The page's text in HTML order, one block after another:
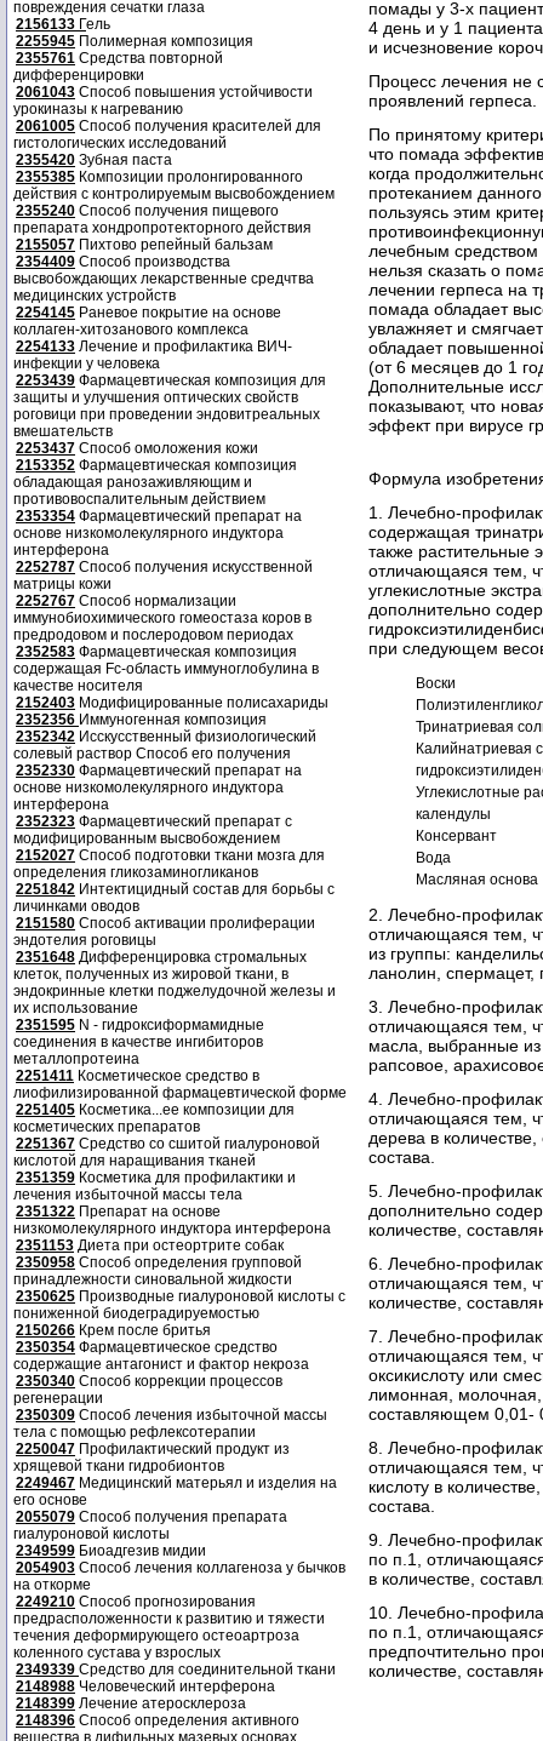
повреждения сечатки глаза
2156133 Гель
2255945 Полимерная композиция
2355761 Средства повторной
дифференцировки
2061043 Способ повышения устойчивости
урокиназы к нагреванию
2061005 Способ получения красителей для
гистологических исследований
2355420 Зубная паста
2355385 Композиции пролонгированного
действия с контролируемым высвобождением
2355240 Способ получения пищевого
препарата хондропротекторного действия
2155057 Пихтово репейный бальзам
2354409 Способ производства
высвобождающих лекарственные средчтва
медицинских устройств
2254145 Раневое покрытие на основе
коллаген-хитозанового комплекса
2254133 Лечение и профилактика ВИЧ-
инфекции у человека
2253439 Фармацевтическая композиция для
защиты и улучшения оптических свойств
роговици при проведении эндовитреальных
вмешательств
2253437 Способ омоложения кожи
2153352 Фармацевтическая композиция
обладающая ранозаживляющим и
противовоспалительным действием
2353354 Фармацевтический препарат на
основе низкомолекулярного индуктора
интерферона
2252787 Способ получения искусственной
матрицы кожи
2252767 Способ нормализации
иммунобиохимического гомеостаза коров в
предродовом и послеродовом периодах
2352583 Фармацевтическая композиция
содержащая Fc-область иммуноглобулина в
качестве носителя
2152403 Модифицированные полисахариды
2352356 Иммуногенная композиция
2352342 Исскусственный физиологический
солевый раствор Способ его получения
2352330 Фармацевтический препарат на
основе низкомолекулярного индуктора
интерферона
2352323 Фармацевтический препарат с
модифицированным высвобождением
2152027 Способ подготовки ткани мозга для
определения гликозаминогликанов
2251842 Интектицидный состав для борьбы с
личинками оводов
2151580 Способ активации пролиферации
эндотелия роговицы
2351648 Дифференцировка стромальных
клеток, полученных из жировой ткани, в
эндокринные клетки поджелудочной железы и
их использование
2351595 N - гидроксиформамидные
соединения в качестве ингибиторов
металлопротеина
2251411 Косметическое средство в
лиофилизированной фармацевтической форме
2251405 Косметика...ее композиции для
косметических препаратов
2251367 Средство со сшитой гиалуроновой
кислотой для наращивания тканей
2351359 Косметика для профилактики и
лечения избыточной массы тела
2351322 Препарат на основе
низкомолекулярного индуктора интерферона
2351153 Диета при остеортрите собак
2350958 Способ определения групповой
принадлежности синовальной жидкости
2350625 Производные гиалуроновой кислоты с
пониженной биодеградируемостью
2150266 Крем после бритья
2350354 Фармацевтическое средство
содержащие антагонист и фактор некроза
2350340 Способ коррекции процессов
регенерации
2350309 Способ лечения избыточной массы
тела с помощью рефлексотерапии
2250047 Профилактический продукт из
хрящевой ткани гидробионтов
2249467 Медицинский матерьял и изделия на
его основе
2055079 Способ получения препарата
гиалуроновой кислоты
2349599 Биоадгезив мидии
2054903 Способ лечения коллагеноза у бычков
на откорме
2249210 Способ прогнозирования
предрасположенности к развитию и тяжести
течения деформирующего остеоартроза
коленного сустава у взрослых
2349339 Средство для соединительной ткани
2148988 Человеческий интерферона
2148399 Лечение атеросклероза
2148396 Способ определения активного
вещества в дифильных мазевых основах
помады у 3-х
4 день и у 1
и исчезновение
Процесс лечения не
проявлений герпеса.
По принятому
что помада
когда
протеканием
пользуясь этим
лечебным средством
нельзя сказать о
лечении герпеса на
помада обладает
увлажняет и
обладает
(от 6 месяцев до 1
Дополнительные
показывают, что
эффект при вирусе
Формула
1. Лечебно-
содержащая
также растительные
отличающаяся тем,
углекислотные
дополнительно
при следующем
Воски
Тринатриевая
Калийнатриевая
Углекислотные
календулы
Консервант
Вода
Масляная основа
2. Лечебно-
отличающаяся тем,
из группы:
ланолин,
3. Лечебно-
отличающаяся тем,
масла, выбранные
рапсовое,
4. Лечебно-
отличающаяся тем,
дерева в
состава.
5. Лечебно-
дополнительно
количестве,
6. Лечебно-
отличающаяся тем,
количестве,
7. Лечебно-
отличающаяся тем,
оксикислоту или
лимонная, молочная,
составляющем 0,01-
8. Лечебно-
отличающаяся тем,
кислоту в
состава.
9. Лечебно-
по п.1,
в количестве,
10. Лечебно-
по п.1,
предпочтительно
количестве,